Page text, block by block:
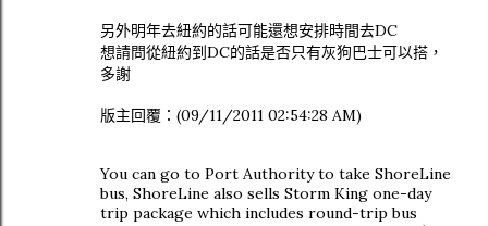
另外明年去紐約的話可能還想安排時間去DC
想請問從紐約到DC的話是否只有灰狗巴士可以搭，
多謝
版主回覆：(09/11/2011 02:54:28 AM)
You can go to Port Authority to take ShoreLine
bus, ShoreLine also sells Storm King one-day
trip package which includes round-trip bus